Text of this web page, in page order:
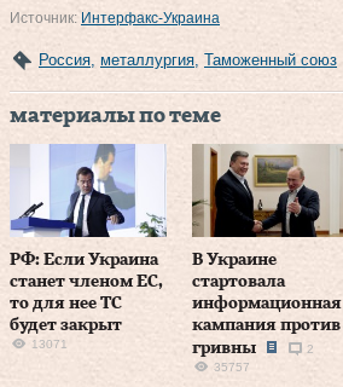
Источник: Интерфакс-Украина
Россия металлургия Таможенный союз
материалы по теме
PФ: Если Украина
станет членом ЕС,
то для нее ТС
будет закрыт
13071
В Украине
стартовала
информационная
кампания против
гривны
2
35757